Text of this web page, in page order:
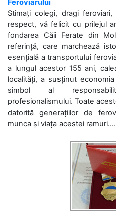
Feroviarului
Stimați colegi, dragi
respect, vă felicit cu prilejul
fondarea Căii Ferate din
referință, care marchează
esențială a transportului
a lungul acestor 155 ani,
localități, a susținut
simbol al
profesionalismului. Toate
datorită generațiilor de
munca și viața acestei ramuri....